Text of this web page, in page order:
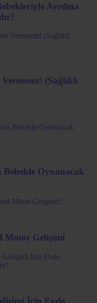
Ayrılma
(Sağlıklı
Bebekle Oynanacak
Motor Gelişimi
İçin Evde